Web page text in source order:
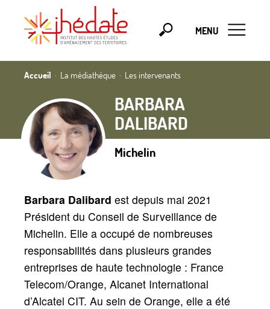
MENU
Accueil La médiathèque Les intervenants
BARBARA
DALIBARD
Michelin
Barbara Dalibard est depuis mai 2021
Président du Conseil de Surveillance de
Michelin. Elle a occupé de nombreuses
responsabilités dans plusieurs grandes
entreprises de haute technologie : France
Telecom/Orange, Alcanet International
d’Alcatel CIT. Au sein de Orange, elle a été